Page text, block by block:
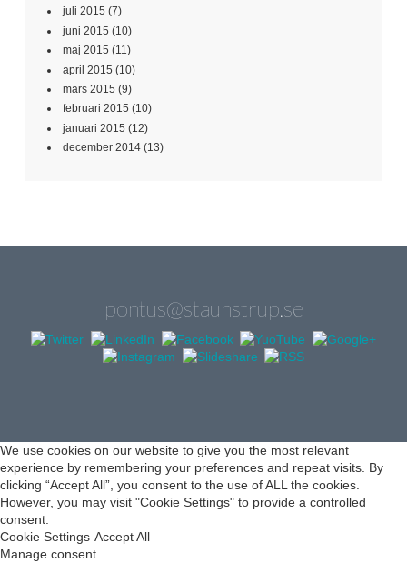
juli 2015 (7)
juni 2015 (10)
maj 2015 (11)
april 2015 (10)
mars 2015 (9)
februari 2015 (10)
januari 2015 (12)
december 2014 (13)
pontus@staunstrup.se
We use cookies on our website to give you the most relevant
experience by remembering your preferences and repeat visits. By
clicking “Accept All”, you consent to the use of ALL the cookies.
However, you may visit "Cookie Settings" to provide a controlled
consent.
Cookie Settings Accept All
Manage consent